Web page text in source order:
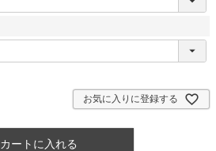
お気に入りに登録する
カートに入れる